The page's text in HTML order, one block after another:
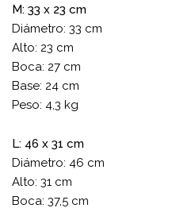
M: 33 x 23 cm
Diámetro: 33 cm
Alto: 23 cm
Boca: 27 cm
Base: 24 cm
Peso: 4,3 kg
L: 46 x 31 cm
Diámetro: 46 cm
Alto: 31 cm
Boca: 37,5 cm